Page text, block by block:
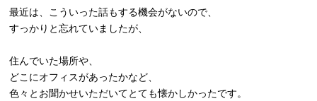
最近は、こういった話もする機会がないので、
すっかりと忘れていましたが、
住んでいた場所や、
どこにオフィスがあったかなど、
色々とお聞かせいただいてとても懐かしかったです。